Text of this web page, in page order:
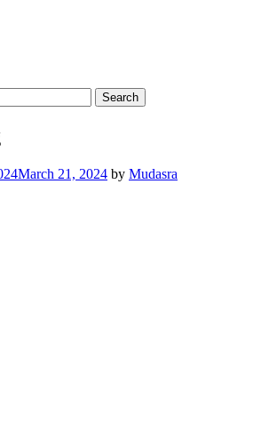
March 21, 2024 by Mudasra